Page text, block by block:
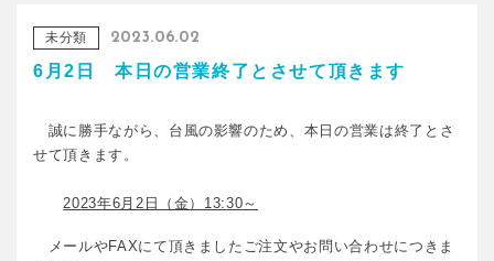
未分類 2023.06.02
6月2日 本日の営業終了とさせて頂きます
誠に勝手ながら、台風の影響のため、本日の営業は終了とさ
せて頂きます。
2023年6月2日（金）13:30～
メールやFAXにて頂きましたご注文やお問い合わせにつきま